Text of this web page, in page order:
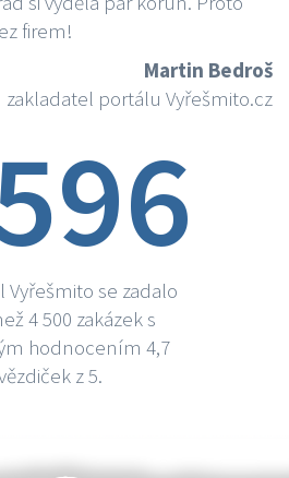
firem!
Martin Bedroš
zakladatel portálu Vyřešmito.cz
Vyřešmito se zadalo
4 500 zakázek s
hodnocením 4,7
z 5.